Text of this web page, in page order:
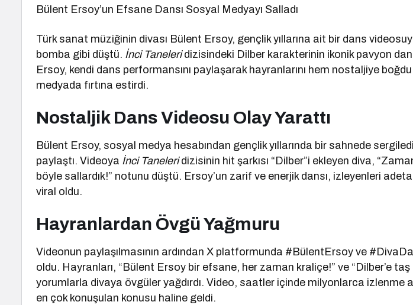
Bülent Ersoy’un Efsane Dansı Sosyal Medyayı Salladı
Türk sanat müziğinin divası Bülent Ersoy, gençlik yıllarına ait bir dans
bomba gibi düştü. İnci Taneleridizisindeki Dilber karakterinin ikonik pavyon
Ersoy, kendi dans performansını paylaşarak hayranlarını hem nostaljiye
medyada fırtına estirdi.
Nostaljik Dans Videosu Olay Yarattı
Bülent Ersoy, sosyal medya hesabından gençlik yıllarında bir sahnede
paylaştı. Videoya İnci Taneleridizisinin hit şarkısı “Dilber”i ekleyen diva,
böyle sallardık!” notunu düştü. Ersoy’un zarif ve enerjik dansı, izleyenleri
viral oldu.
Hayranlardan Övgü Yağmuru
Videonun paylaşılmasının ardından X platformunda #BülentErsoy ve
oldu. Hayranları, “Bülent Ersoy bir efsane, her zaman kraliçe!” ve “Dilber’e
yorumlarla divaya övgüler yağdırdı. Video, saatler içinde milyonlarca izlenme
en çok konuşulan konusu haline geldi.